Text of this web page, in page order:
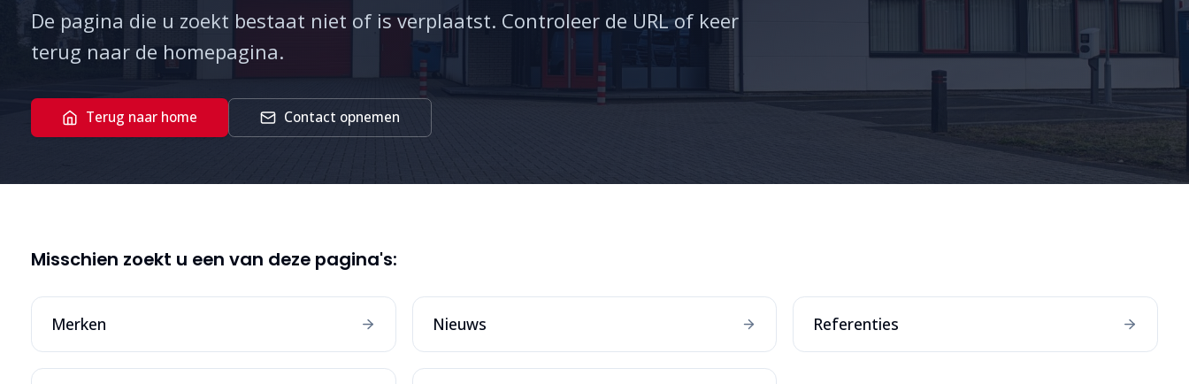
De pagina die u zoekt bestaat niet of is verplaatst. Controleer de URL of keer
terug naar de homepagina.
Terug naar home Contact opnemen
Misschien zoekt u een van deze pagina's:
Merken Nieuws Referenties